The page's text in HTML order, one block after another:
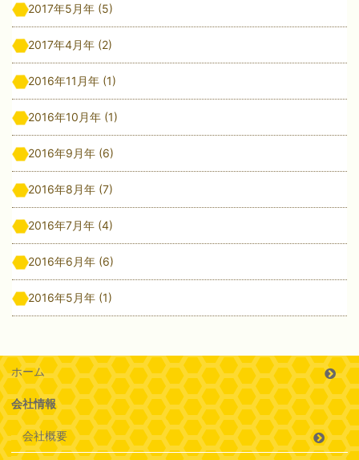
2017年5月年 (5)
2017年4月年 (2)
2016年11月年 (1)
2016年10月年 (1)
2016年9月年 (6)
2016年8月年 (7)
2016年7月年 (4)
2016年6月年 (6)
2016年5月年 (1)
ホーム
会社情報
会社概要